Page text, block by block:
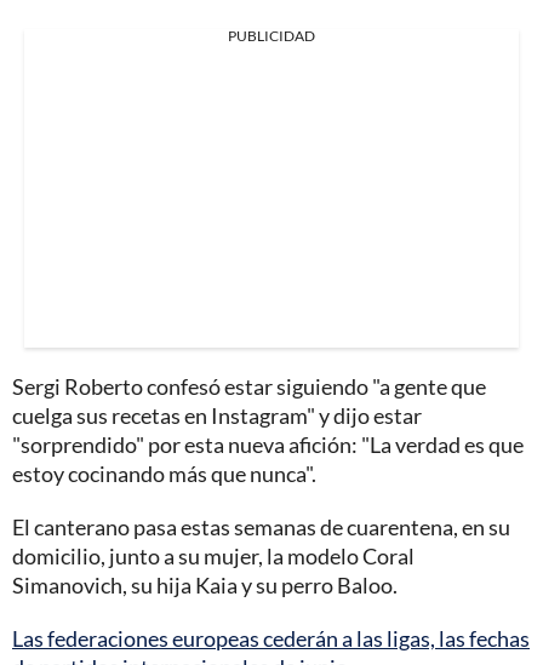
PUBLICIDAD
Sergi Roberto confesó estar siguiendo "a gente que
cuelga sus recetas en Instagram" y dijo estar
"sorprendido" por esta nueva afición: "La verdad es que
estoy cocinando más que nunca".
El canterano pasa estas semanas de cuarentena, en su
domicilio, junto a su mujer, la modelo Coral
Simanovich, su hija Kaia y su perro Baloo.
Las federaciones europeas cederán a las ligas, las fechas